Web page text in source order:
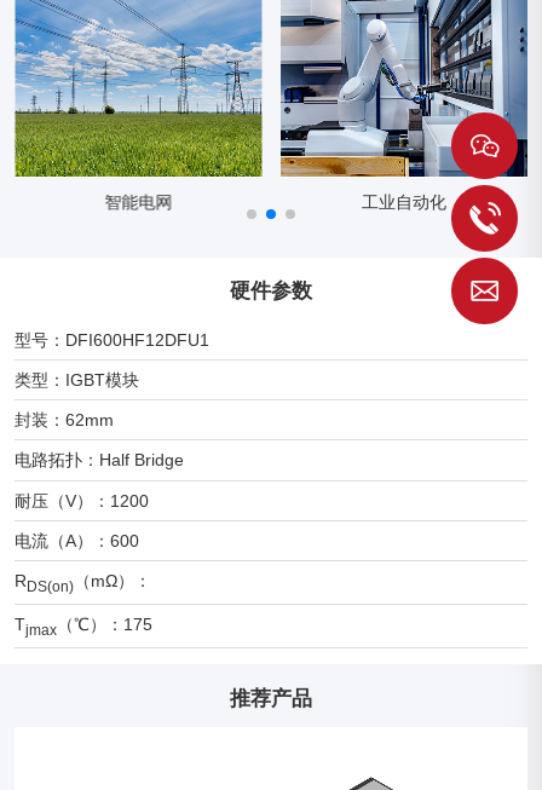
智能电网 工业自动化
硬件参数
型号：DFI600HF12DFU1
类型：IGBT模块
封装：62mm
电路拓扑：Half Bridge
耐压（V）：1200
电流（A）：600
RDS(on) （mΩ）：
Tjmax （℃）：175
推荐产品